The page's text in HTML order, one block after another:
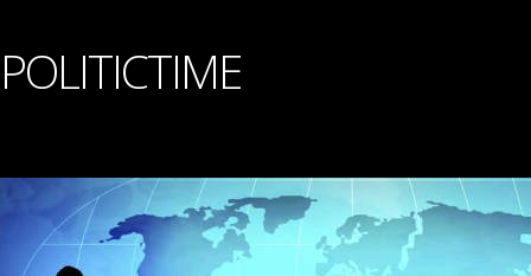
POLITICTIME